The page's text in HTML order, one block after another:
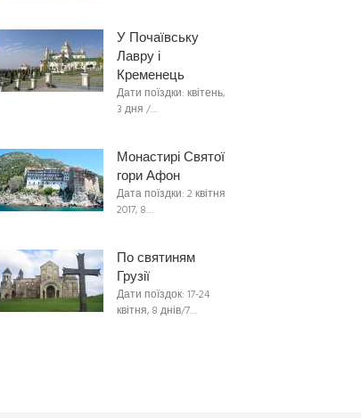
У Почаївську
Лавру і
Кременець
Дати поїздки: квітень,
3 дня /…
Монастирі Святої
гори Афон
Дата поїздки: 2 квітня
2017, 8…
По святиням
Грузії
Дати поїздок: 17-24
квітня, 8 днів/7…